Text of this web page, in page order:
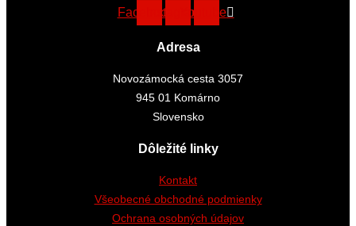
FacebookInstagramYoutube
Adresa
Novozámocká cesta 3057
945 01 Komárno
Slovensko
Dôležité linky
Kontakt
Všeobecné obchodné podmienky
Ochrana osobných údajov